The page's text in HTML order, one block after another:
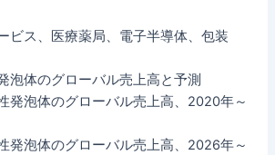
ビス、医療薬局、電子半導体、包装
泡体のグローバル売上高と予測
泡体のグローバル売上高、2020年～
泡体のグローバル売上高、2026年～